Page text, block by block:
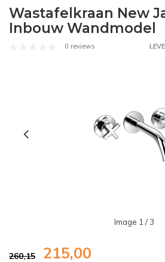
Wastafelkraan New
Inbouw Wandmodel
0 reviews
Image 1 / 3
260,15 215,00